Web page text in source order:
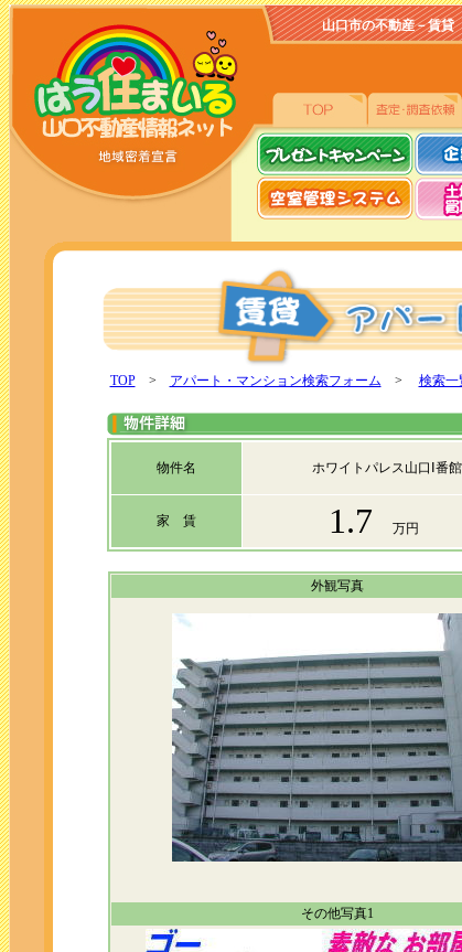
山口市の不動産－賃貸【アパ
TOP> アパート・マンション検索フォーム > 検索一
物件名 ホワイトパレス山口Ⅰ番館
家 賃 1.7 万円
外観写真
その他写真1